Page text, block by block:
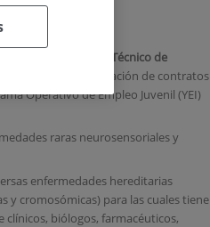
Contrato de Técnico de
ayudas para la realización de contratos
Operativo de Empleo Juvenil (YEI)
raras neurosensoriales y
enfermedades hereditarias
y cromosómicas) para las cuales tiene
biólogos, farmacéuticos,